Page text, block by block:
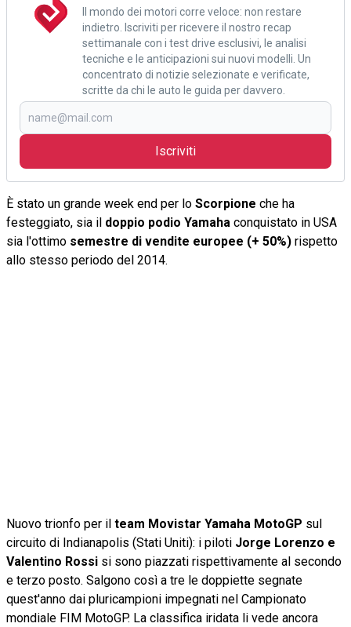
Il mondo dei motori corre veloce: non restare
indietro. Iscriviti per ricevere il nostro recap
settimanale con i test drive esclusivi, le analisi
tecniche e le anticipazioni sui nuovi modelli. Un
concentrato di notizie selezionate e verificate,
scritte da chi le auto le guida per davvero.
Iscriviti
È stato un grande week end per lo Scorpione che ha
festeggiato, sia il doppio podio Yamaha conquistato in USA
sia l'ottimo semestre di vendite europee (+ 50%) rispetto
allo stesso periodo del 2014.
Nuovo trionfo per il team Movistar Yamaha MotoGP sul
circuito di Indianapolis (Stati Uniti): i piloti Jorge Lorenzo e
Valentino Rossi si sono piazzati rispettivamente al secondo
e terzo posto. Salgono così a tre le doppiette segnate
quest'anno dai pluricampioni impegnati nel Campionato
mondiale FIM MotoGP. La classifica iridata li vede ancora